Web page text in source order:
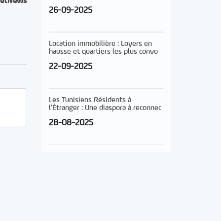
26-09-2025
Location immobilière : Loyers en
hausse et quartiers les plus convo
22-09-2025
Les Tunisiens Résidents à
l’Étranger : Une diaspora à reconnec
28-08-2025